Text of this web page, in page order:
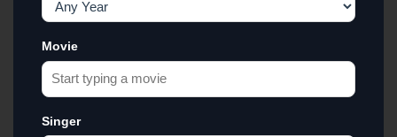
Movie
Singer